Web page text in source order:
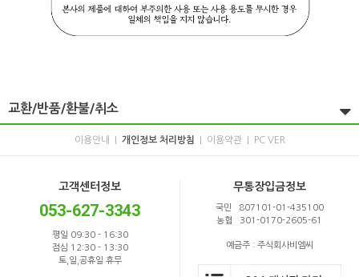
교환/반품/환불/취소
이용안내 개인정보 처리방침 이용약관 PC VER
고객센터정보
053-627-3343
평일 09:30 - 16:30
점심 12:30 - 13:30
토,일,공휴일 휴무
무통장입금정보
국민 807101-01-435100
농협 301-0170-2605-61
예금주 : 주식회사비엠씨